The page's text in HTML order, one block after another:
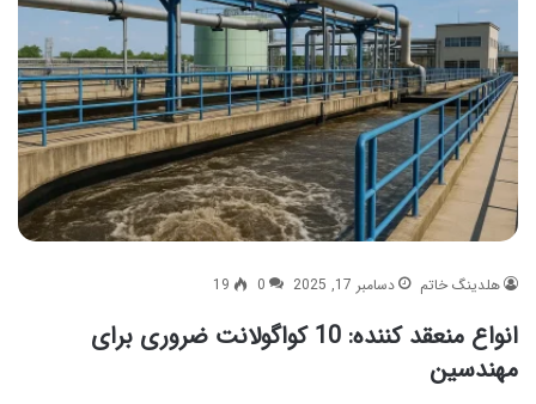
هلدینگ خاتم دسامبر 17, 2025 0
19
انواع منعقد کننده: 10 کواگولانت ضروری برای
مهندسین